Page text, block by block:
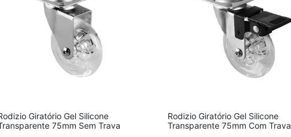
Giratório Gel Silicone
75mm Sem Trava
Rodizio Giratório Gel Silicone
Transparente 75mm Com Trava